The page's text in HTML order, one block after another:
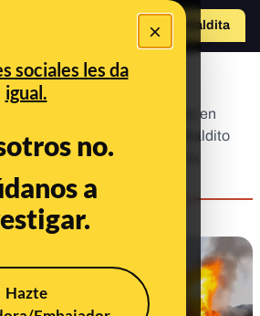
×
sociales les da
igual.
no.
a
Hazte
Hazte Maldito
climática y sus repercusiones en
vida hacen imprescindible Maldito
además de luchar contra la
res...